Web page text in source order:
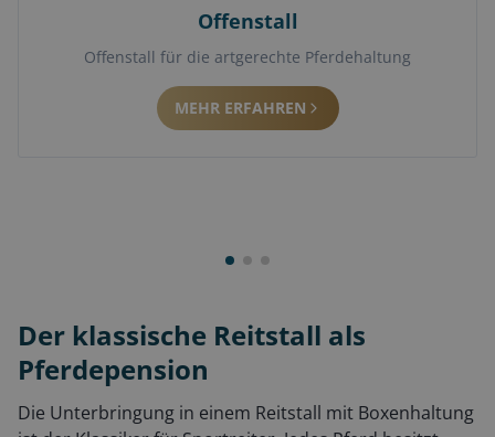
Offenstall
Offenstall für die artgerechte Pferdehaltung
MEHR ERFAHREN
Der klassische Reitstall als
Pferdepension
Die Unterbringung in einem Reitstall mit Boxenhaltung